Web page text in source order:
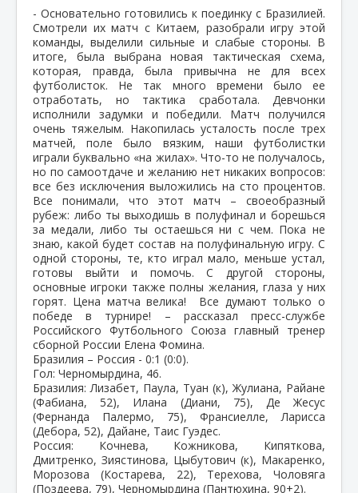
- Основательно готовились к поединку с Бразилией.
Смотрели их матч с Китаем, разобрали игру этой
команды, выделили сильные и слабые стороны. В
итоге, была выбрана новая тактическая схема,
которая, правда, была привычна не для всех
футболисток. Не так много времени было ее
отработать, но тактика сработала. Девчонки
исполнили задумки и победили. Матч получился
очень тяжелым. Накопилась усталость после трех
матчей, поле было вязким, наши футболистки
играли буквально «на жилах». Что-то не получалось,
но по самоотдаче и желанию нет никаких вопросов:
все без исключения выложились на сто процентов.
Все понимали, что этот матч – своеобразный
рубеж: либо ты выходишь в полуфинал и борешься
за медали, либо ты остаешься ни с чем. Пока не
знаю, какой будет состав на полуфинальную игру. С
одной стороны, те, кто играл мало, меньше устал,
готовы выйти и помочь. С другой стороны,
основные игроки также полны желания, глаза у них
горят. Цена матча велика! Все думают только о
победе в турнире! – рассказал пресс-службе
Российского Футбольного Союза главный тренер
сборной России Елена Фомина.
Бразилия – Россия - 0:1 (0:0).
Гол: Черномырдина, 46.
Бразилия: Лизабет, Паула, Туан (к), Жулиана, Райане
(Фабиана, 52), Илана (Диани, 75), Де Жесус
(Фернанда Палермо, 75), Франсиелле, Ларисса
(Дебора, 52), Дайане, Таис Гуэдес.
Россия: Кочнева, Кожникова, Кипяткова,
Дмитренко, Зиястинова, Цыбутович (к), Макаренко,
Морозова (Костарева, 22), Терехова, Чоловяга
(Поздеева, 79), Черномырдина (Пантюхина, 90+2).